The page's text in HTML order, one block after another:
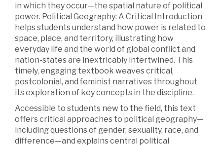
in which they occur—the spatial nature of political
power. Political Geography: A Critical Introduction
helps students understand how power is related to
space, place, and territory, illustrating how
everyday life and the world of global conflict and
nation-states are inextricably intertwined. This
timely, engaging textbook weaves critical,
postcolonial, and feminist narratives throughout
its exploration of key concepts in the discipline.
Accessible to students new to the field, this text
offers critical approaches to political geography—
including questions of gender, sexuality, race, and
difference—and explains central political